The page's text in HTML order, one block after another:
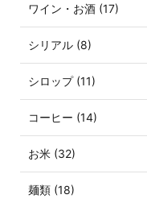
ワイン・お酒 (17)
シリアル (8)
シロップ (11)
コーヒー (14)
お米 (32)
麺類 (18)